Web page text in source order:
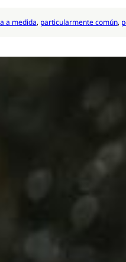
a medida, particularmente común,